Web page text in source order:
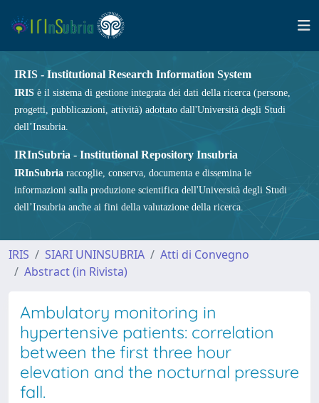
IRIS - Institutional Research Information System
IRIS è il sistema di gestione integrata dei dati della ricerca (persone,
progetti, pubblicazioni, attività) adottato dall'Università degli Studi
dell’Insubria.
IRInSubria - Institutional Repository Insubria
IRInSubria raccoglie, conserva, documenta e dissemina le
informazioni sulla produzione scientifica dell'Università degli Studi
dell’Insubria anche ai fini della valutazione della ricerca.
IRIS SIARI UNINSUBRIA
Atti di Convegno
Abstract (in Rivista)
Ambulatory monitoring in
hypertensive patients: correlation
between the first three hour
elevation and the nocturnal pressure
fall.